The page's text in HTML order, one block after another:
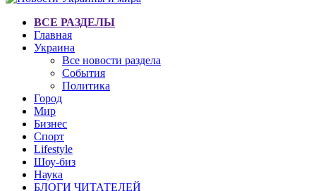
ВСЕ РАЗДЕЛЫ
Главная
Украина
Все новости раздела
События
Политика
Город
Мир
Бизнес
Спорт
Lifestyle
Шоу-биз
Наука
БЛОГИ ЧИТАТЕЛЕЙ